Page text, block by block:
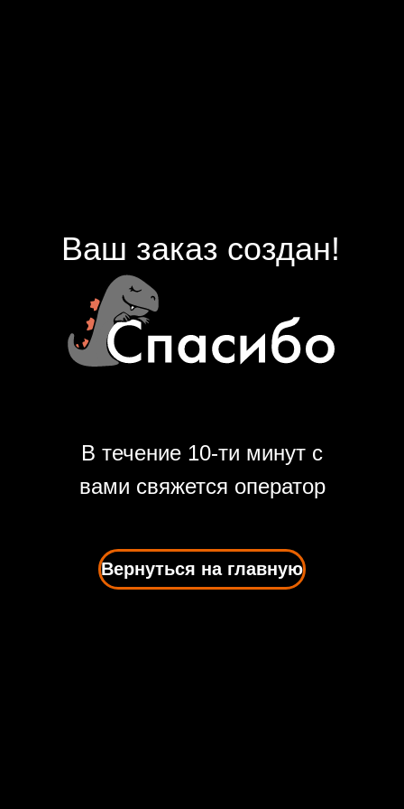
В течение 10-ти минут с
вами свяжется оператор
Вернуться на главную
Ваш заказ создан!